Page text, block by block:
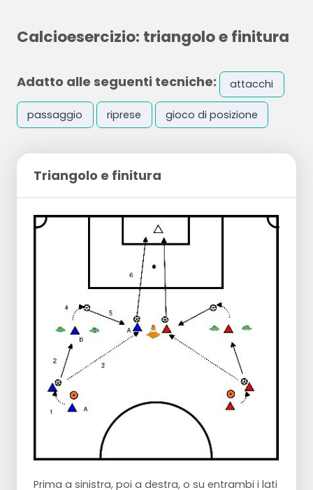
Calcioesercizio: triangolo e finitura
Adatto alle seguenti tecniche: attacchi
passaggio riprese gioco di posizione
Triangolo e finitura
Prima a sinistra, poi a destra, o su entrambi i lati